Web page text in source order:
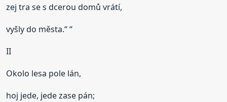
zej tra se s dcerou domů vrátí,
vyšly do města.“ “
II
Okolo lesa pole lán,
hoj jede, jede zase pán;